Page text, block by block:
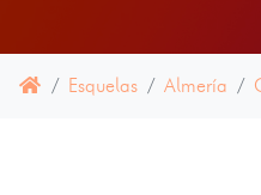
Esquelas Almería